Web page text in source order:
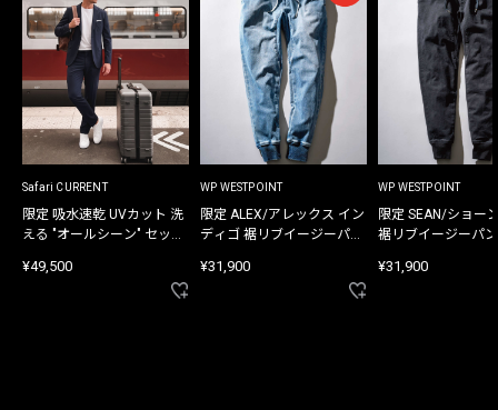
Safari CURRENT
限定 吸水速乾 UVカット 洗
える "オールシーン" セット
¥49,500
WP WESTPOINT
限定 ALEX/アレックス イン
ディゴ 裾リブイージーパン
¥31,900
WP WESTPOINT
限定 SEAN/ショー
裾リブイージーパ
¥31,900